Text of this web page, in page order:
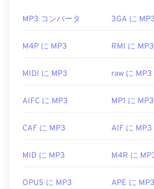
WAVファイルは高音質で非圧縮のた
す。UltraMixer
クロスOS対応のDJ
PlayerもWAVファイルをサポートして
初回リリース: 1991年
https://www.techopedia.com/
ばいいですか?
MP3ファイルは非常に普及している
どの主要なオーディオ再生プログラ
ラットフォームに応じて
iTunesまたは
プレビューすること
もできます。
はVLCメディアプレーヤーです。
Masterpointグリーンポイントデータ
MP3 コンバータ 3GA に
M4P に MP3 RMI に MP3
MIDI に MP3 raw に MP3
AIFC に MP3 MP1 に MP3
CAF に MP3 AIF に MP3
MID に MP3 M4R に
OPUS に MP3 APE に MP3